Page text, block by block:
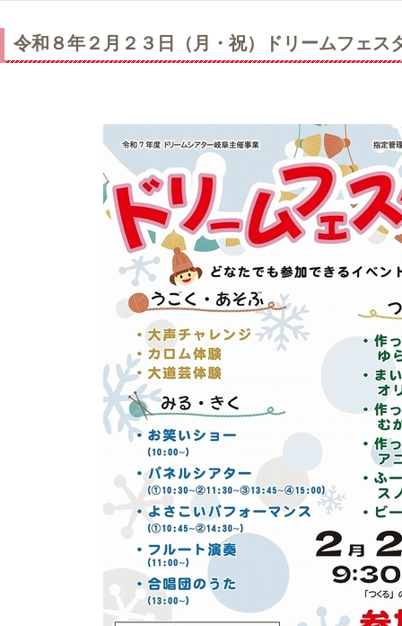
令和８年２月２３日（月・祝）ドリームフェ